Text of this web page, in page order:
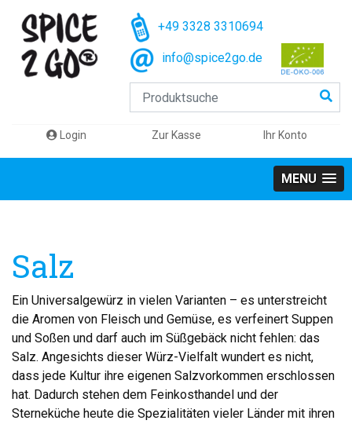
+49 3328 3310694
info@spice2go.de
Ihr Konto
Zur Kasse
Login
MENU
Salz
Ein Universalgewürz in vielen Varianten – es unterstreicht
die Aromen von Fleisch und Gemüse, es verfeinert Suppen
und Soßen und darf auch im Süßgebäck nicht fehlen: das
Salz. Angesichts dieser Würz-Vielfalt wundert es nicht,
dass jede Kultur ihre eigenen Salzvorkommen erschlossen
hat. Dadurch stehen dem Feinkosthandel und der
Sterneküche heute die Spezialitäten vieler Länder mit ihren